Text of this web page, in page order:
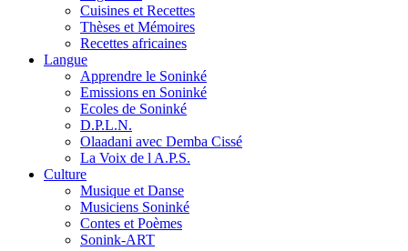
Cuisines et Recettes
Thèses et Mémoires
Recettes africaines
Langue
Apprendre le Soninké
Emissions en Soninké
Ecoles de Soninké
D.P.L.N.
Olaadani avec Demba Cissé
La Voix de l A.P.S.
Culture
Musique et Danse
Musiciens Soninké
Contes et Poèmes
Sonink-ART